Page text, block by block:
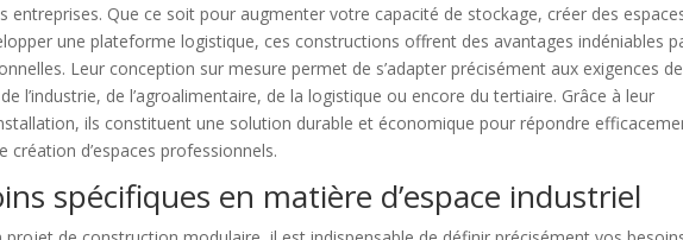
entreprises. Que ce soit pour augmenter votre capacité de stockage, créer des
une plateforme logistique, ces constructions offrent des avantages indéniables
Leur conception sur mesure permet de s’adapter précisément aux exigences de
de l’industrie, de l’agroalimentaire, de la logistique ou encore du tertiaire. Grâce à leur
ils constituent une solution durable et économique pour répondre
création d’espaces professionnels.
spécifiques en matière d’espace industriel